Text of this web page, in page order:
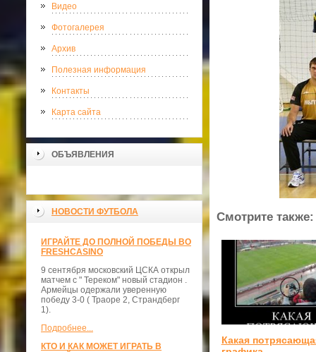
Видео
Фотогалерея
Архив
Полезная информация
Контакты
Карта сайта
ОБЪЯВЛЕНИЯ
НОВОСТИ ФУТБОЛА
ИГРАЙТЕ ДО ПОЛНОЙ ПОБЕДЫ ВО
FRESHCASINO
9 сентября московский ЦСКА открыл
матчем с " Тереком" новый стадион .
Армейцы одержали уверенную
победу 3-0 ( Траоре 2, Страндберг
1).
Подробнее...
КТО И КАК МОЖЕТ ИГРАТЬ В
Смотрите также:
Какая